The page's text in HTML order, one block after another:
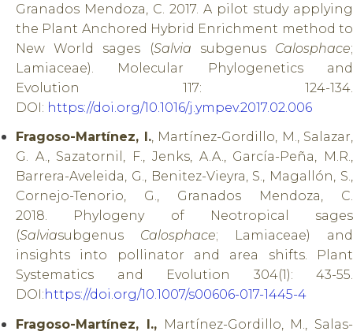
Granados Mendoza, C. 2017. A pilot study applying
the Plant Anchored Hybrid Enrichment method to
New World sages (Salvia subgenus Calosphace;
Lamiaceae). Molecular Phylogenetics and
Evolution 117: 124-134.
DOI: https://doi.org/10.1016/j.ympev.2017.02.006
Fragoso-Martínez, I., Martínez-Gordillo, M., Salazar,
G. A., Sazatornil, F., Jenks, A.A., García-Peña, M.R.,
Barrera-Aveleida, G., Benitez-Vieyra, S., Magallón, S.,
Cornejo-Tenorio, G., Granados Mendoza, C.
2018. Phylogeny of Neotropical sages
(Salviasubgenus Calosphace; Lamiaceae) and
insights into pollinator and area shifts. Plant
Systematics and Evolution 304(1): 43-55.
DOI:https://doi.org/10.1007/s00606-017-1445-4
Fragoso-Martínez, I.,Martínez-Gordillo, M., Salas-